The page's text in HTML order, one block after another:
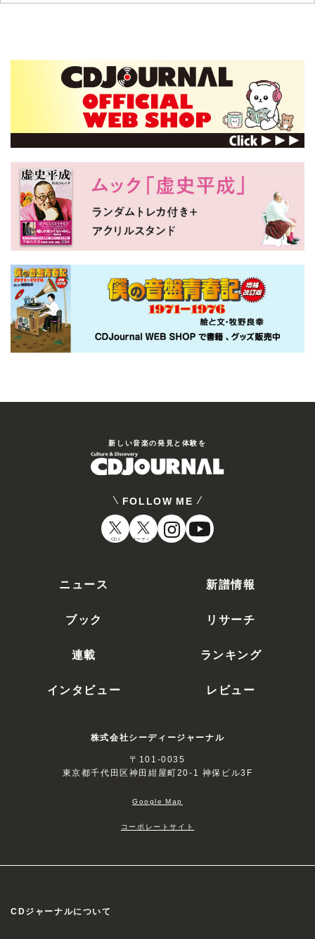
新しい⾳楽の発⾒と体験を
FOLLOW ME
CDJ オーディオ
ニュース 新譜情報
ブック リサーチ
連載 ランキング
インタビュー レビュー
株式会社シーディージャーナル
〒101-0035
東京都千代田区神田紺屋町20-1 神保ビル3F
Google Map
コーポレートサイト
CDジャーナルについて